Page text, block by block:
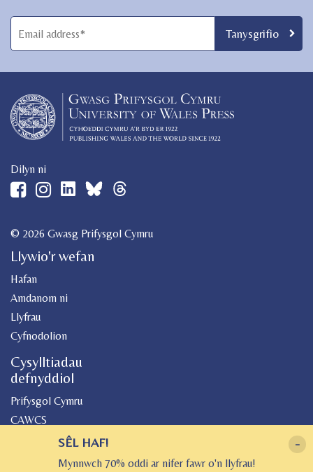
Dilyn ni
© 2026 Gwasg Prifysgol Cymru
Llywio'r wefan
Hafan
Amdanom ni
Llyfrau
Cyfnodolion
Cysylltiadau
defnyddiol
Prifysgol Cymru
CAWCS
Canolfan Peniarth
-
SÊL HAF!
Mynnwch 70% oddi ar nifer fawr o'n llyfrau!